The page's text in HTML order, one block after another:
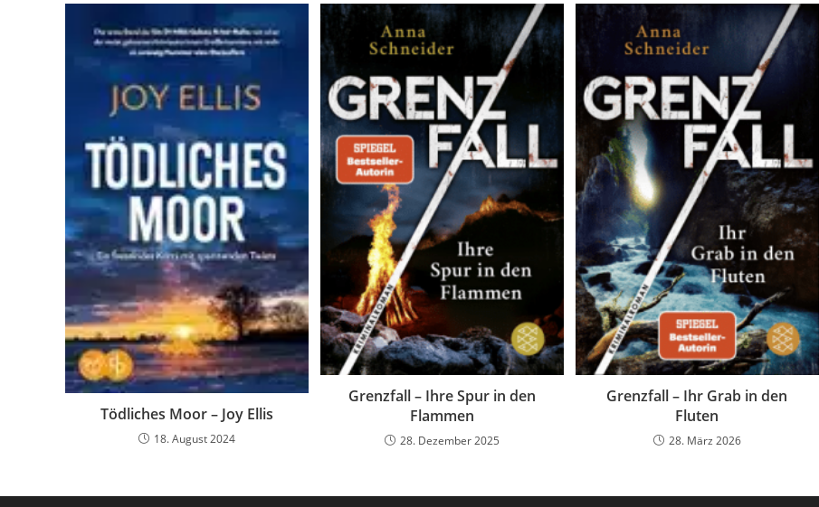
Tödliches Moor – Joy Ellis
18. August 2024
Grenzfall – Ihre Spur in den
Flammen
28. Dezember 2025
Grenzfall – Ihr Grab in den
Fluten
28. März 2026